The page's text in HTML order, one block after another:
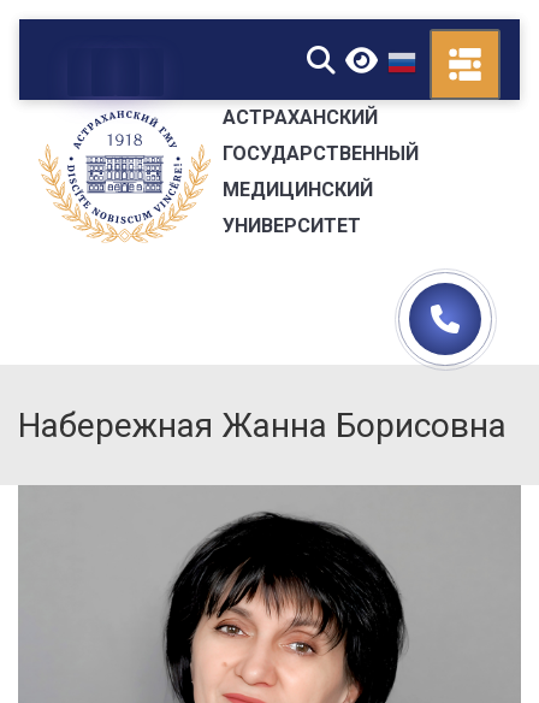
▼
АСТРАХАНСКИЙ
ГОСУДАРСТВЕННЫЙ
МЕДИЦИНСКИЙ
УНИВЕРСИТЕТ
Набережная Жанна Борисовна